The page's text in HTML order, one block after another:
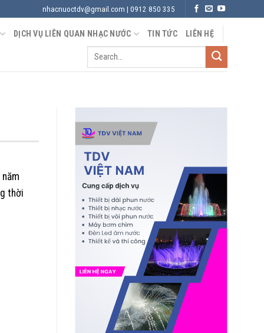
nhacnuoctdv@gmail.com | 0912 850 335
DỊCH VỤ LIÊN QUAN NHẠC NƯỚC TIN TỨC LIÊN HỆ
thời